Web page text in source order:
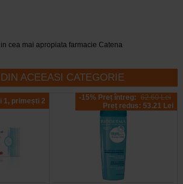
cea mai apropiata farmacie Catena
ACEEASI CATEGORIE
1, primești 2 -15% Preț întreg: 62.60 Lei
Preț redus: 53.21 Lei